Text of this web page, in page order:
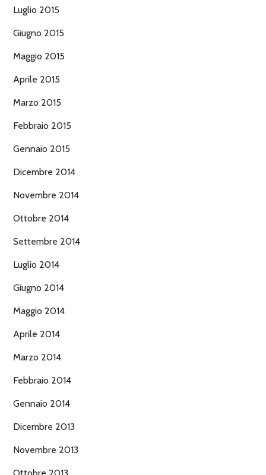
Luglio 2015
Giugno 2015
Maggio 2015
Aprile 2015
Marzo 2015
Febbraio 2015
Gennaio 2015
Dicembre 2014
Novembre 2014
Ottobre 2014
Settembre 2014
Luglio 2014
Giugno 2014
Maggio 2014
Aprile 2014
Marzo 2014
Febbraio 2014
Gennaio 2014
Dicembre 2013
Novembre 2013